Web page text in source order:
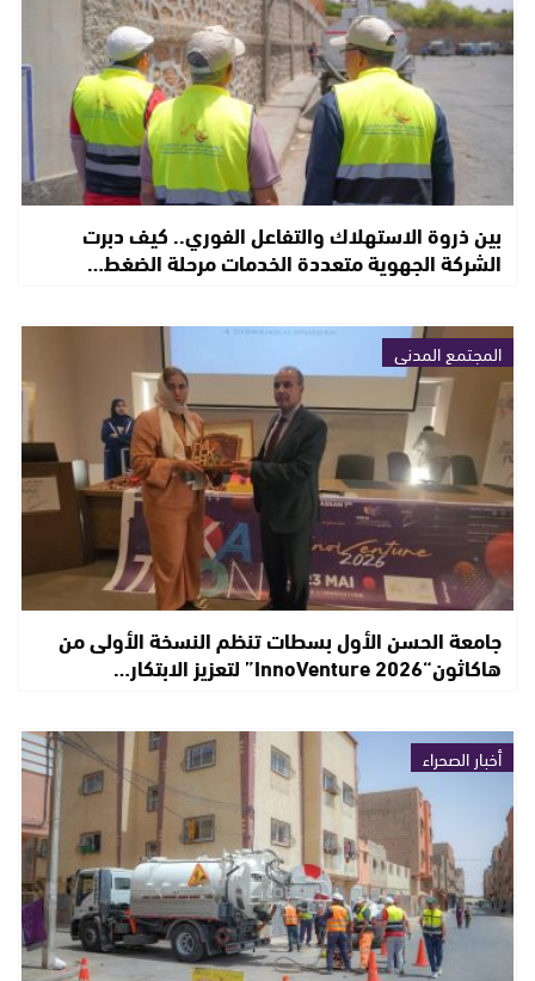
بين ذروة الاستهلاك والتفاعل الفوري.. كيف دبرت
الشركة الجهوية متعددة الخدمات مرحلة الضغط…
المجتمع المدني
جامعة الحسن الأول بسطات تنظم النسخة الأولى من
هاكاثون“InnoVenture 2026” لتعزيز الابتكار…
أخبار الصحراء